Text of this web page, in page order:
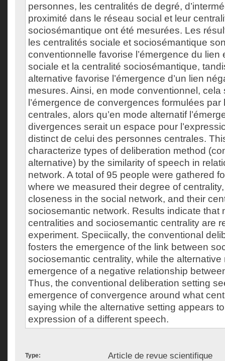
personnes, les centralités de degré,
proximité dans le réseau social et leur
sociosémantique ont été mesurées. Les
les centralités sociale et sociosémantique
conventionnelle favorise l’émergence du lien
sociale et la centralité sociosémantique,
alternative favorise l’émergence d’un lien
mesures. Ainsi, en mode conventionnel, cela
l’émergence de convergences formulées
centrales, alors qu’en mode alternatif
divergences serait un espace pour
distinct de celui des personnes centrales.
characterize types of deliberation method
alternative) by the similarity of speech in
network. A total of 95 people were gathered
where we measured their degree of
closeness in the social network, and their
sociosemantic network. Results indicate that
centralities and sociosemantic centrality are
experiment. Speciically, the conventional
fosters the emergence of the link between
sociosemantic centrality, while the
emergence of a negative relationship
Thus, the conventional deliberation setting
emergence of convergence around what
saying while the alternative setting appears
expression of a different speech.
Type: Article de revue scientifique